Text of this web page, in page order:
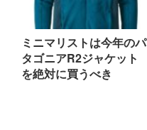
ミニマリストは今年のパ
タゴニアR2ジャケット
を絶対に買うべき